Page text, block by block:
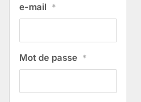
e-mail *
Mot de passe *